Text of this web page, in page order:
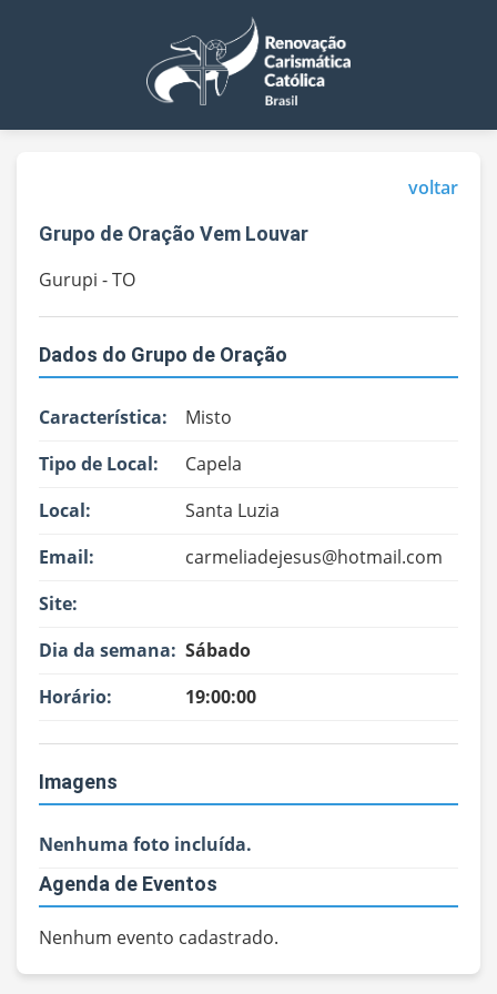
voltar
Grupo de Oração Vem Louvar
Gurupi - TO
Dados do Grupo de Oração
Característica:
Misto
Tipo de Local:
Capela
Local:
Santa Luzia
Email:
carmeliadejesus@hotmail.com
Site:
Dia da semana: Sábado
Horário:
19:00:00
Imagens
Nenhuma foto incluída.
Agenda de Eventos
Nenhum evento cadastrado.